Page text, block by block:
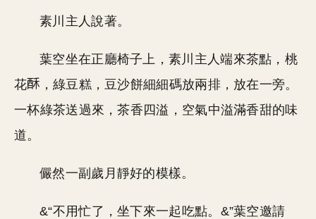
素川主人說著。
葉空坐在正廳椅子上，素川主人端來茶點，桃
花
，綠豆糕，豆沙餅細細碼放兩排，放在一旁。
一杯綠茶送過來，茶香四溢，空氣中溢滿香甜的味
道。
儼然一副歲月靜好的模樣。
&“不用忙了，坐下來一起吃點。&”葉空邀請